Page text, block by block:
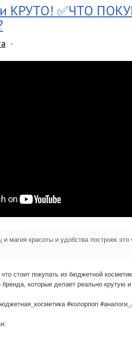
КРУТО! ✅ЧТО
и магия красоты и удобства построек это
стоит покупать из бюджетной
бренда, которые делает реально крутую
#колорпоп